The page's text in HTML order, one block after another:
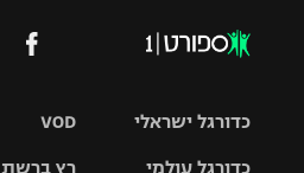
VOD
רץ ברשת
כדורגל ישראלי
כדורגל עולמי